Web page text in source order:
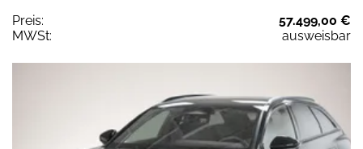
Preis:
57.499,00 €
MWSt:
ausweisbar